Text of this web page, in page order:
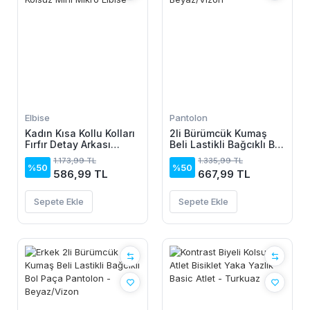
Elbise
Kadın Kısa Kollu Kolları
Fırfır Detay Arkası
Bağlamalı Leopar
Desen Kolsuz Mini
Mikro Elbise
%50
1.173,99 TL
586,99 TL
Sepete Ekle
Pantolon
2li Bürümcük Kumaş
Beli Lastikli Bağcıklı Bol
Paça Pantolon -
Beyaz/Vizon
%50
1.335,99 TL
667,99 TL
Sepete Ekle